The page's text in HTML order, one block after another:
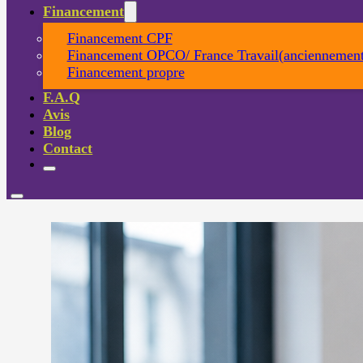
Financement
Financement CPF
Financement OPCO/ France
Financement propre
F.A.Q
Avis
Blog
Contact